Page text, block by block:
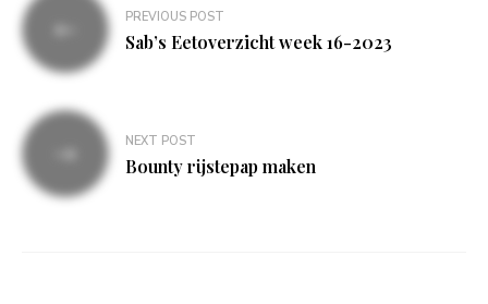
navigatie
PREVIOUS POST
Sab’s Eetoverzicht week 16-2023
NEXT POST
Bounty rijstepap maken